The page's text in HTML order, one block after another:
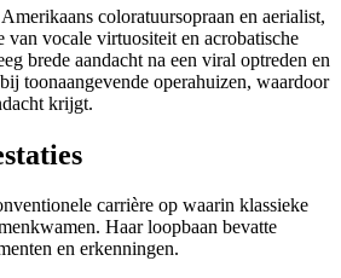
coloratuursopraan en aerialist,
van vocale virtuositeit en acrobatische
brede aandacht na een viral optreden en
toonaangevende operahuizen, waardoor
krijgt.
carrière op waarin klassieke
Haar loopbaan bevatte
en erkenningen.